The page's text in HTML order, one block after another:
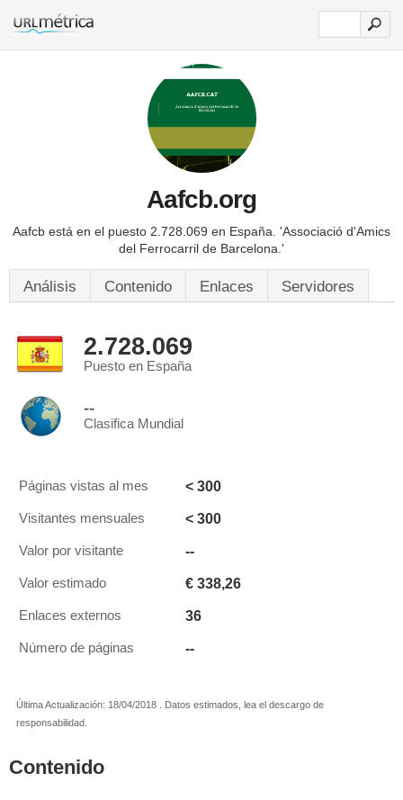
Aafcb.org
Aafcb está en el puesto 2.728.069 en España. 'Associació d'Amics
del Ferrocarril de Barcelona.'
Análisis Contenido Enlaces Servidores
2.728.069
Puesto en España
--
Clasifica Mundial
Páginas vistas al mes < 300
Visitantes mensuales < 300
Valor por visitante --
Valor estimado € 338,26
Enlaces externos 36
Número de páginas --
Última Actualización: 18/04/2018 . Datos estimados, lea el descargo de
responsabilidad.
Contenido